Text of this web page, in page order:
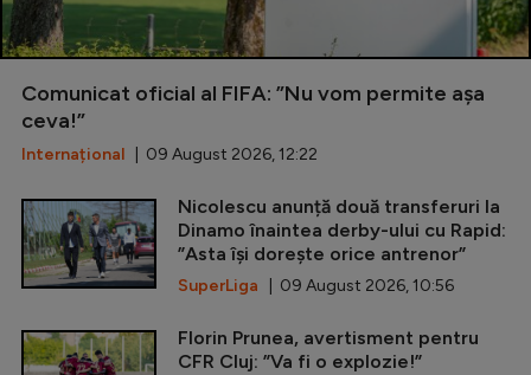
Comunicat oficial al FIFA: ”Nu vom permite așa
ceva!”
Internațional | 09 August 2026, 12:22
Nicolescu anunță două transferuri la
Dinamo înaintea derby-ului cu Rapid:
”Asta își dorește orice antrenor”
SuperLiga | 09 August 2026, 10:56
Florin Prunea, avertisment pentru
CFR Cluj: ”Va fi o explozie!”